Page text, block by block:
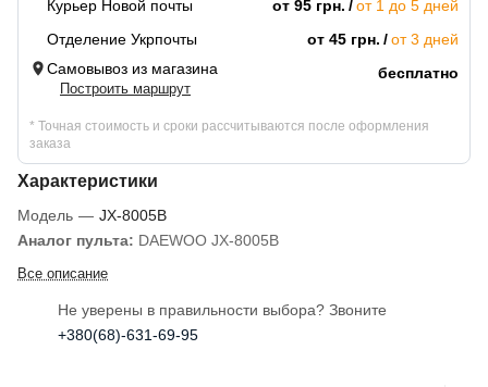
Аналог пульта: DAEWOO JX-8005B
Все описание
Курьер Новой почты
от 95 грн.
от 1 до 5 дней
Отделение Укрпочты
от 45 грн.
от 3 дней
Самовывоз из магазина
Построить маршрут
бесплатно
* Точная стоимость и сроки рассчитываются после оформления
заказа
Характеристики
Модель — JX-8005B
Не уверены в правильности выбора? Звоните
+380(68)-631-69-95